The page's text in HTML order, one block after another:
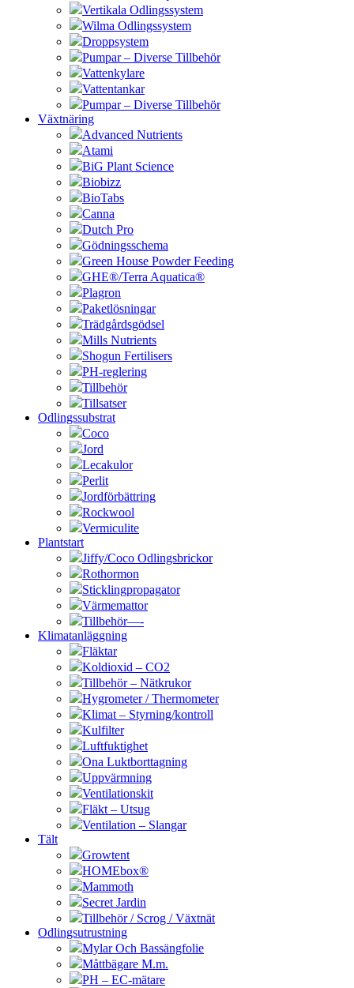
Vertikala Odlingssystem
Wilma Odlingssystem
Droppsystem
Pumpar – Diverse Tillbehör
Vattenkylare
Vattentankar
Pumpar – Diverse Tillbehör
Växtnäring
Advanced Nutrients
Atami
BiG Plant Science
Biobizz
BioTabs
Canna
Dutch Pro
Gödningsschema
Green House Powder Feeding
GHE®/Terra Aquatica®
Plagron
Paketlösningar
Trädgårdsgödsel
Mills Nutrients
Shogun Fertilisers
PH-reglering
Tillbehör
Tillsatser
Odlingssubstrat
Coco
Jord
Lecakulor
Perlit
Jordförbättring
Rockwool
Vermiculite
Plantstart
Jiffy/Coco Odlingsbrickor
Rothormon
Sticklingpropagator
Värmemattor
Tillbehör—-
Klimatanläggning
Fläktar
Koldioxid – CO2
Tillbehör – Nätkrukor
Hygrometer / Thermometer
Klimat – Styrning/kontroll
Kulfilter
Luftfuktighet
Ona Luktborttagning
Uppvärmning
Ventilationskit
Fläkt – Utsug
Ventilation – Slangar
Tält
Growtent
HOMEbox®
Mammoth
Secret Jardin
Tillbehör / Scrog / Växtnät
Odlingsutrustning
Mylar Och Bassängfolie
Måttbägare M.m.
PH – EC-mätare